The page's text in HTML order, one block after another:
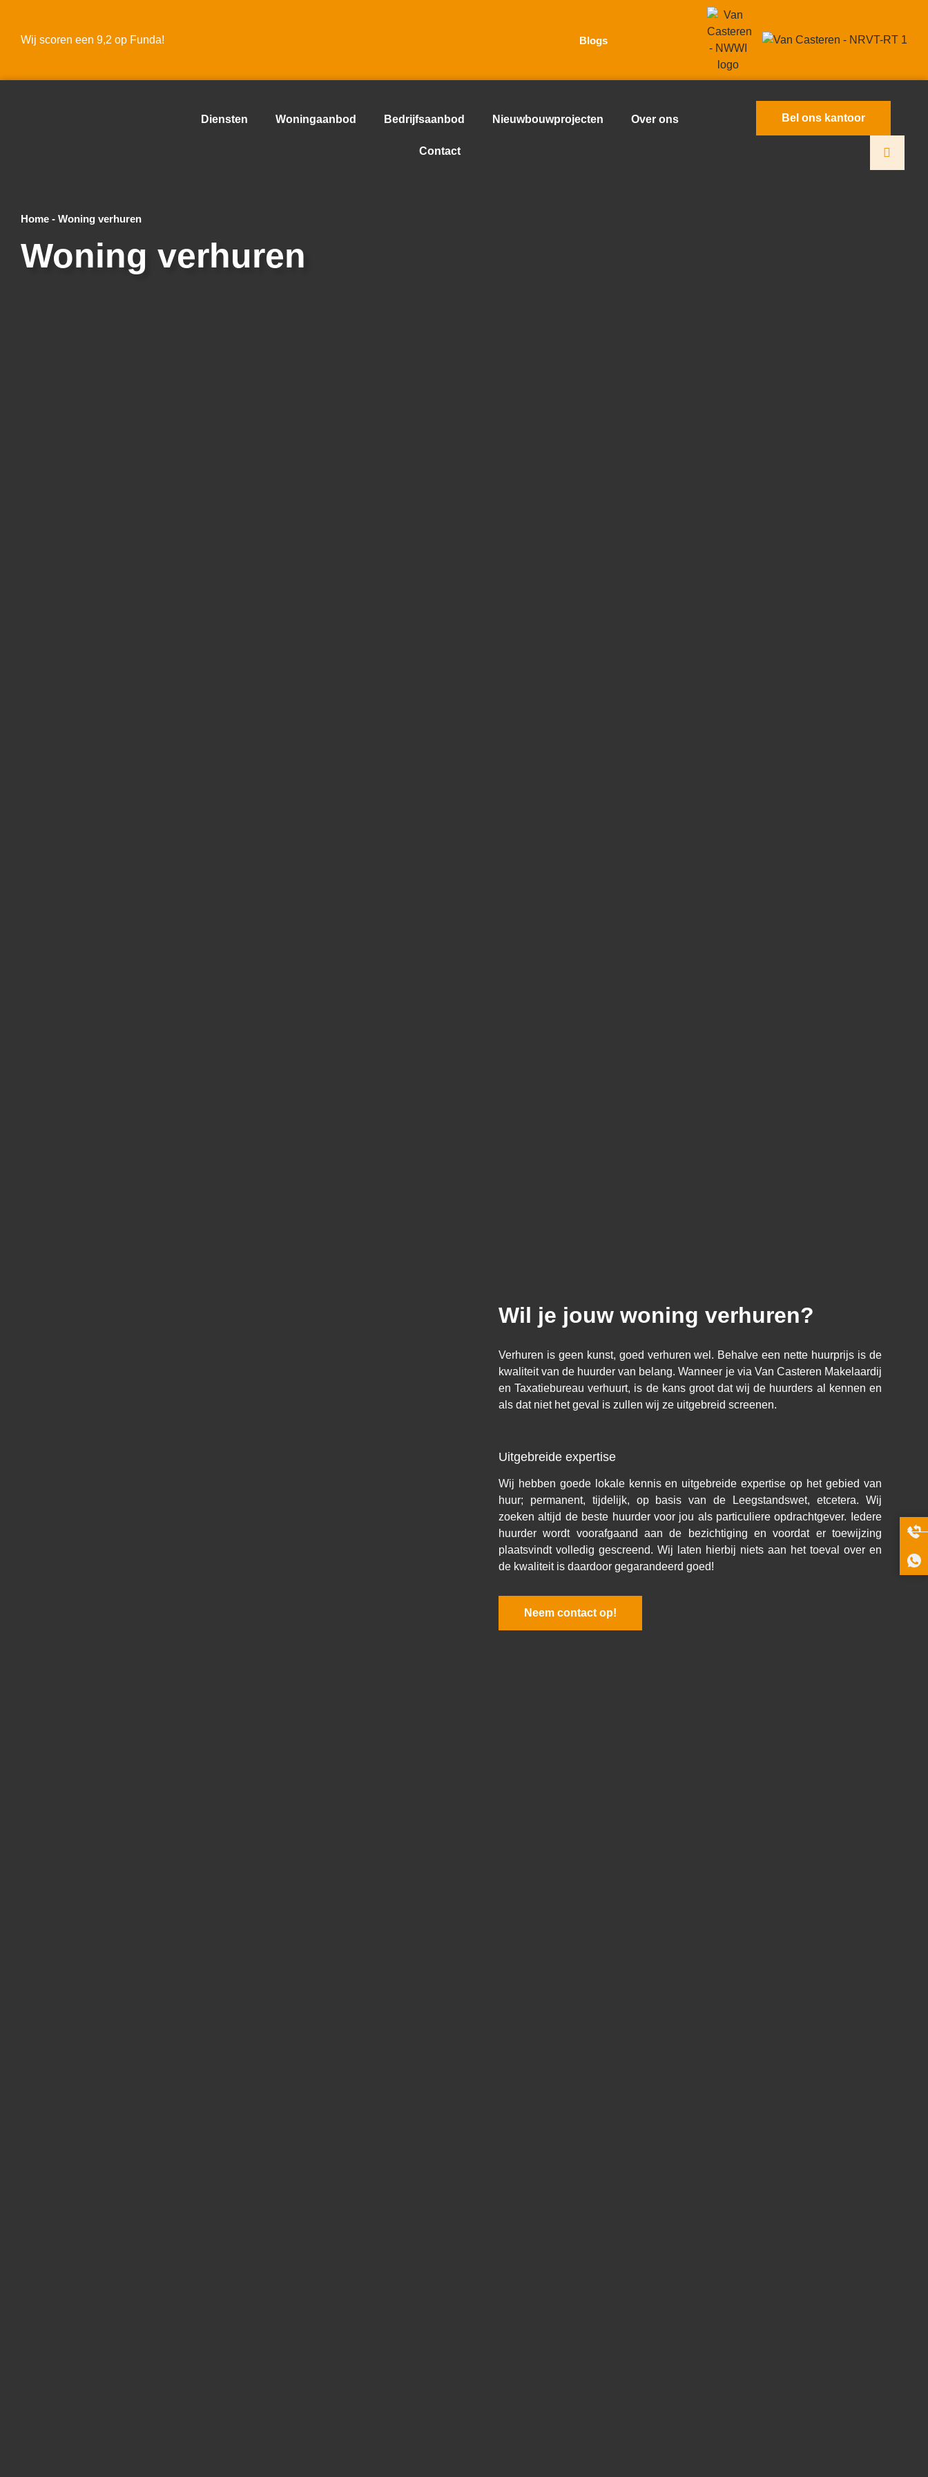
Wij scoren een 9,2 op Funda! Blogs
Diensten Woningaanbod Bedrijfsaanbod Nieuwbouwprojecten Over ons
Contact
Bel ons kantoor
Home - Woning verhuren
Woning verhuren
Wil je jouw woning verhuren?
Verhuren is geen kunst, goed verhuren wel. Behalve een nette huurprijs is de
kwaliteit van de huurder van belang. Wanneer je via Van Casteren Makelaardij
en Taxatiebureau verhuurt, is de kans groot dat wij de huurders al kennen en
als dat niet het geval is zullen wij ze uitgebreid screenen.
Uitgebreide expertise
Wij hebben goede lokale kennis en uitgebreide expertise op het gebied van
huur; permanent, tijdelijk, op basis van de Leegstandswet, etcetera. Wij
zoeken altijd de beste huurder voor jou als particuliere opdrachtgever. Iedere
huurder wordt voorafgaand aan de bezichtiging en voordat er toewijzing
plaatsvindt volledig gescreend. Wij laten hierbij niets aan het toeval over en
de kwaliteit is daardoor gegarandeerd goed!
Neem contact op!